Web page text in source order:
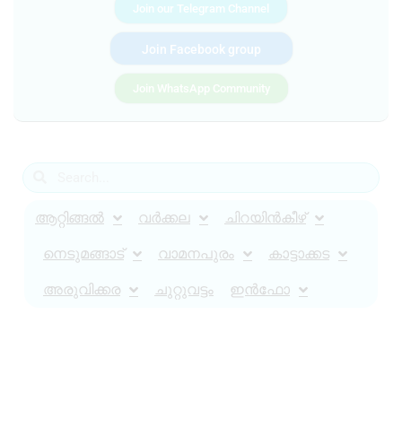
Join our Telegram Channel
Join Facebook group
Join WhatsApp Community
ആറ്റിങ്ങൽ വർക്കല ചിറയിൻകീഴ്
നെടുമങ്ങാട് വാമനപുരം കാട്ടാക്കട
അരുവിക്കര ചുറ്റുവട്ടം ഇൻഫോ